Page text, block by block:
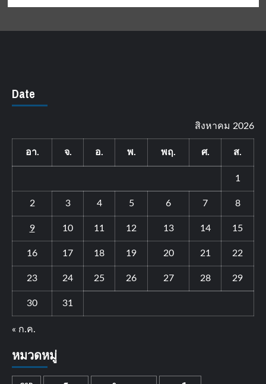
Date
สิงหาคม 2026
อา. จ. อ. พ. พฤ. ศ. ส.
1
2 3 4 5 6 7 8
9 10 11 12 13 14 15
16 17 18 19 20 21 22
23 24 25 26 27 28 29
30 31
« ก.ค.
หมวดหมู่